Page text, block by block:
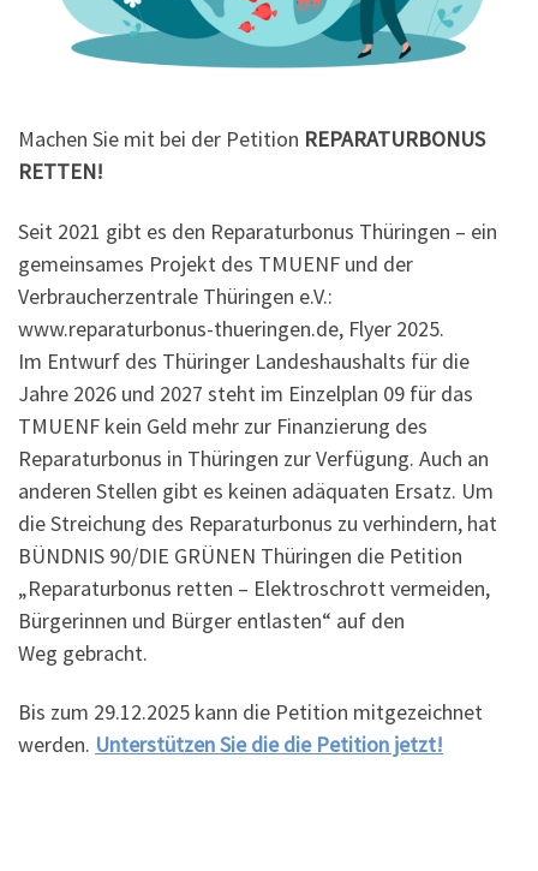
Machen Sie mit bei der Petition REPARATURBONUS
RETTEN!
Seit 2021 gibt es den Reparaturbonus Thüringen – ein
gemeinsames Projekt des TMUENF und der
Verbraucherzentrale Thüringen e.V.:
www.reparaturbonus-thueringen.de, Flyer 2025.
Im Entwurf des Thüringer Landeshaushalts für die
Jahre 2026 und 2027 steht im Einzelplan 09 für das
TMUENF kein Geld mehr zur Finanzierung des
Reparaturbonus in Thüringen zur Verfügung. Auch an
anderen Stellen gibt es keinen adäquaten Ersatz. Um
die Streichung des Reparaturbonus zu verhindern, hat
BÜNDNIS 90/DIE GRÜNEN Thüringen die Petition
„Reparaturbonus retten – Elektroschrott vermeiden,
Bürgerinnen und Bürger entlasten“ auf den
Weg gebracht.
Bis zum 29.12.2025 kann die Petition mitgezeichnet
werden. Unterstützen Sie die die Petition jetzt!